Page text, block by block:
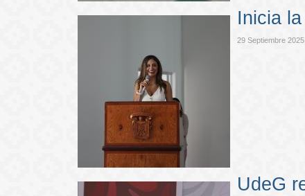
Inicia
29 Septiembre 2025
UdeG